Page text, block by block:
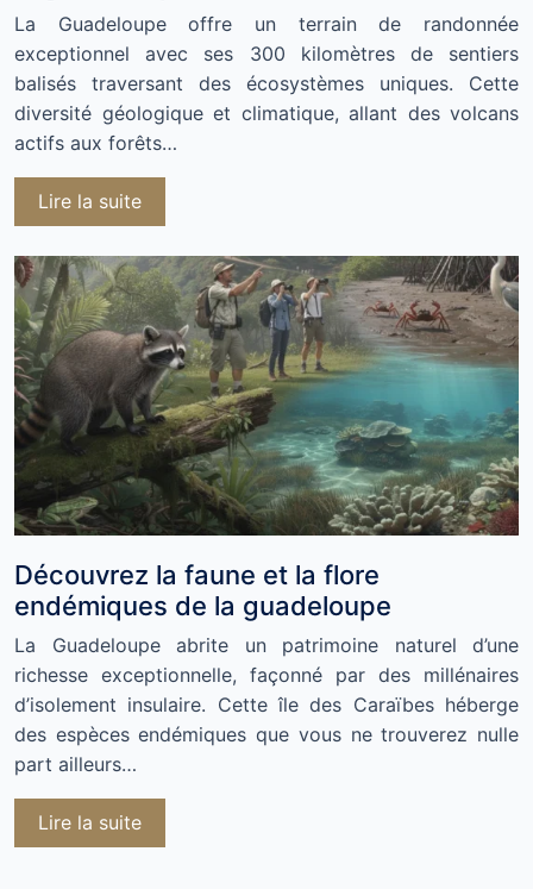
La Guadeloupe offre un terrain de randonnée
exceptionnel avec ses 300 kilomètres de sentiers
balisés traversant des écosystèmes uniques. Cette
diversité géologique et climatique, allant des volcans
actifs aux forêts…
Lire la suite
Découvrez la faune et la flore
endémiques de la guadeloupe
La Guadeloupe abrite un patrimoine naturel d’une
richesse exceptionnelle, façonné par des millénaires
d’isolement insulaire. Cette île des Caraïbes héberge
des espèces endémiques que vous ne trouverez nulle
part ailleurs…
Lire la suite